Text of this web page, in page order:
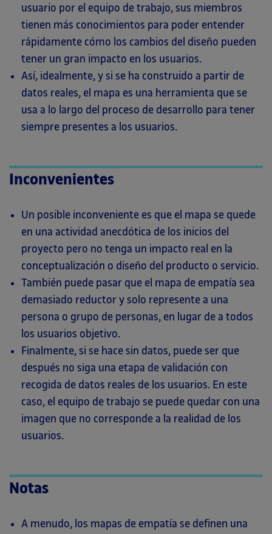
usuario por el equipo de trabajo, sus miembros
tienen más conocimientos para poder entender
rápidamente cómo los cambios del diseño pueden
tener un gran impacto en los usuarios.
Así, idealmente, y si se ha construido a partir de
datos reales, el mapa es una herramienta que se
usa a lo largo del proceso de desarrollo para tener
siempre presentes a los usuarios.
Inconvenientes
Un posible inconveniente es que el mapa se quede
en una actividad anecdótica de los inicios del
proyecto pero no tenga un impacto real en la
conceptualización o diseño del producto o servicio.
También puede pasar que el mapa de empatía sea
demasiado reductor y solo represente a una
persona o grupo de personas, en lugar de a todos
los usuarios objetivo.
Finalmente, si se hace sin datos, puede ser que
después no siga una etapa de validación con
recogida de datos reales de los usuarios. En este
caso, el equipo de trabajo se puede quedar con una
imagen que no corresponde a la realidad de los
usuarios.
Notas
A menudo, los mapas de empatía se definen una